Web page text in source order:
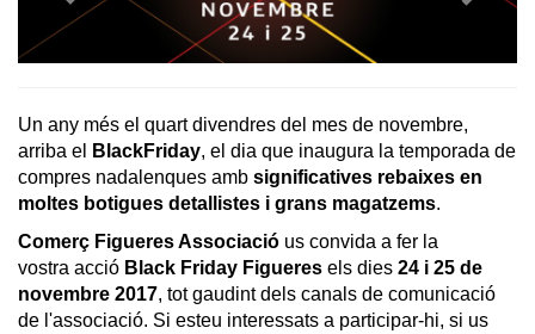
Un any més el quart divendres del mes de novembre,
arriba el
BlackFriday, el dia que inaugura la temporada de
compres nadalenques amb significatives rebaixes en
moltes botigues detallistes i grans magatzems.
Comerç Figueres Associació us convida a fer la
vostra acció Black Friday Figueres els dies 24 i 25 de
novembre 2017, tot gaudint dels canals de comunicació
de l'associació. Si esteu interessats a participar-hi, si us